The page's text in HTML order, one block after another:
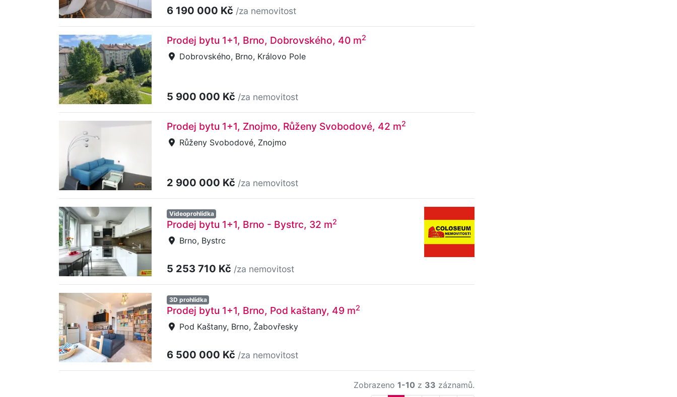
6 190 000 Kč /za nemovitost
Prodej bytu 1+1, Brno, Dobrovského, 40 m2
Dobrovského, Brno, Královo Pole
5 900 000 Kč /za nemovitost
Prodej bytu 1+1, Znojmo, Růženy Svobodové, 42 m2
Růženy Svobodové, Znojmo
2 900 000 Kč /za nemovitost
Videoprohlídka
Prodej bytu 1+1, Brno - Bystrc, 32 m2
Brno, Bystrc
5 253 710 Kč /za nemovitost
3D prohlídka
Prodej bytu 1+1, Brno, Pod kaštany, 49 m2
Pod Kaštany, Brno, Žabovřesky
6 500 000 Kč /za nemovitost
Zobrazeno 1-10 z 33 záznamů.